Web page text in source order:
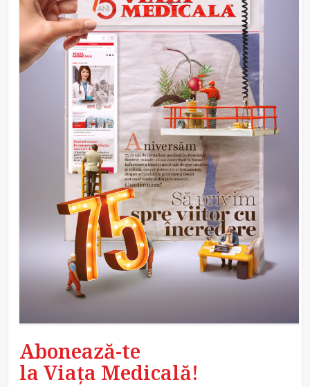
Abonează-te
la Viața Medicală!